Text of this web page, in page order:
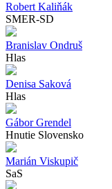
Robert Kaliňák
SMER-SD
Branislav Ondruš
Hlas
Denisa Saková
Hlas
Gábor Grendel
Hnutie Slovensko
Marián Viskupič
SaS